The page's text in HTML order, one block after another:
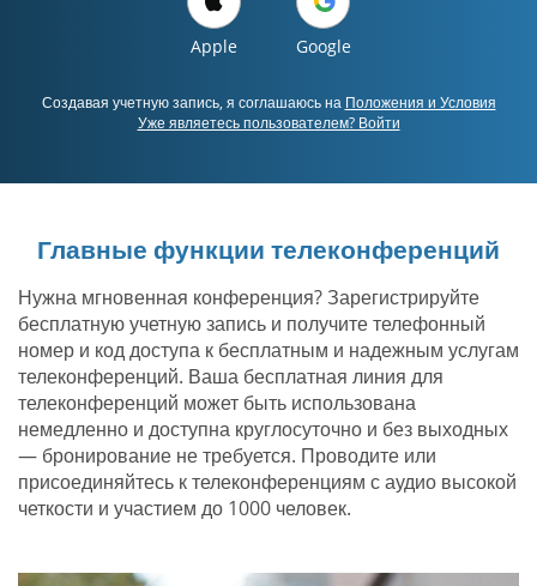
Apple Google
Создавая учетную запись, я соглашаюсь на Положения и Условия
Уже являетесь пользователем? Войти
Главные функции телеконференций
Нужна мгновенная конференция? Зарегистрируйте
бесплатную учетную запись и получите телефонный
номер и код доступа к бесплатным и надежным услугам
телеконференций. Ваша бесплатная линия для
телеконференций может быть использована
немедленно и доступна круглосуточно и без выходных
— бронирование не требуется. Проводите или
присоединяйтесь к телеконференциям с аудио высокой
четкости и участием до 1000 человек.